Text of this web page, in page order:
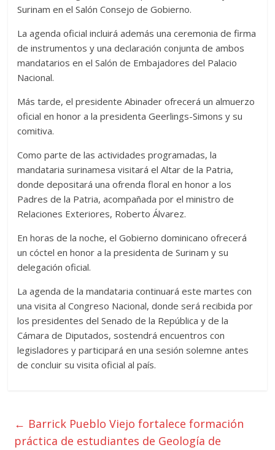
Surinam en el Salón Consejo de Gobierno.
La agenda oficial incluirá además una ceremonia de firma
de instrumentos y una declaración conjunta de ambos
mandatarios en el Salón de Embajadores del Palacio
Nacional.
Más tarde, el presidente Abinader ofrecerá un almuerzo
oficial en honor a la presidenta Geerlings-Simons y su
comitiva.
Como parte de las actividades programadas, la
mandataria surinamesa visitará el Altar de la Patria,
donde depositará una ofrenda floral en honor a los
Padres de la Patria, acompañada por el ministro de
Relaciones Exteriores, Roberto Álvarez.
En horas de la noche, el Gobierno dominicano ofrecerá
un cóctel en honor a la presidenta de Surinam y su
delegación oficial.
La agenda de la mandataria continuará este martes con
una visita al Congreso Nacional, donde será recibida por
los presidentes del Senado de la República y de la
Cámara de Diputados, sostendrá encuentros con
legisladores y participará en una sesión solemne antes
de concluir su visita oficial al país.
← Barrick Pueblo Viejo fortalece formación
práctica de estudiantes de Geología de